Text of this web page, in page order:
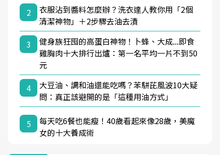
2
衣服沾到醬料怎麼辦？洗衣達人教你用「2個
清潔神物」＋2步驟去油去漬
3
健身族狂囤的高蛋白神物！卜蜂、大成...即食
雞胸肉十大排行出爐：第一名平均一片不到50
元
4
大豆油、調和油還能吃嗎？苯駢芘風波10大疑
問：真正該避開的是「這種用油方式」
5
每天吃6餐也能瘦！40歲看起來像28歲，美魔
女的十大養成術